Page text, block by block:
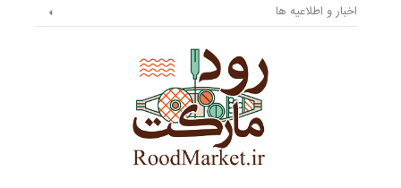
اخبار و اطلاعیه ها